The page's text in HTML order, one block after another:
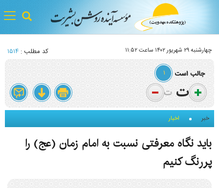
چهارشنبه ۲۹ شهريور ۱۴۰۲ ساعت ۱۱:۵۲ کد مطلب : ۱۵۱۴
۱
خبر اخبار
باید نگاه معرفتی نسبت به امام زمان (عج) را
پررنگ کنیم